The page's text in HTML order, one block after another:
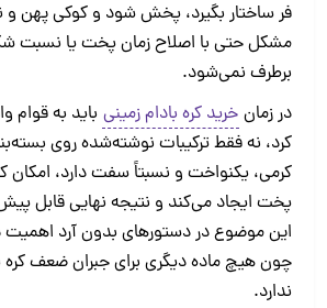
فر ساختار بگیرد، پخش شود و کوکی پهن و
مشکل حتی با اصلاح زمان پخت یا نسبت
برطرف نمی‌شود.
در زمان خرید کره بادام زمینی باید به
کرد، نه فقط ترکیبات نوشته‌شده روی
کرمی، یکنواخت و نسبتاً سفت دارد، امکان
پخت ایجاد می‌کند و نتیجه نهایی قابل
این موضوع در دستورهای بدون آرد اهمیت
چون هیچ ماده دیگری برای جبران ضعف کره
ندارد.